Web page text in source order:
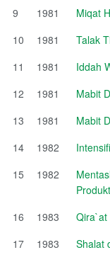
9
1981
Miqat
10
1981
Talak
11
1981
Iddah
12
1981
Mabit
13
1981
Mabit
14
1982
15
1982
16
1983
Qira`at
17
1983
Shalat